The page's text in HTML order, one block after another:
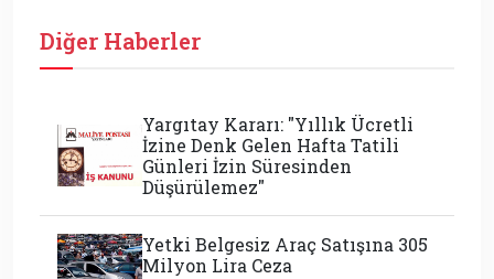
Diğer Haberler
Yargıtay Kararı: "Yıllık Ücretli
İzine Denk Gelen Hafta Tatili
Günleri İzin Süresinden
Düşürülemez"
Yetki Belgesiz Araç Satışına 305
Milyon Lira Ceza